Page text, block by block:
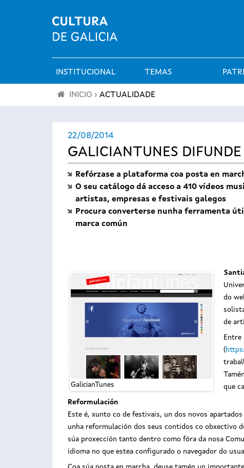
Menú
principal
INSTITUCIONAL TEMAS
está
aquí
INICIO › ACTUALIDADE
22/08/2014
GALICIANTUNES
Refórzase a plataforma coa posta en
O seu catálogo dá acceso a 410 vídeos
artistas, empresas e festivais galegos
Procura converterse nunha ferramenta
marca común
GalicianTunes
do
de
Entre
(
que
Reformulación
Este é, xunto co de festivais, un dos novos
unha reformulación dos seus contidos co obxectivo
súa proxección tanto dentro como fóra da nosa
idioma no que estea configurado o navegador do